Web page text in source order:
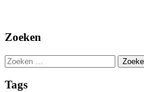
Zoeken
Zoeken
naar:
Tags